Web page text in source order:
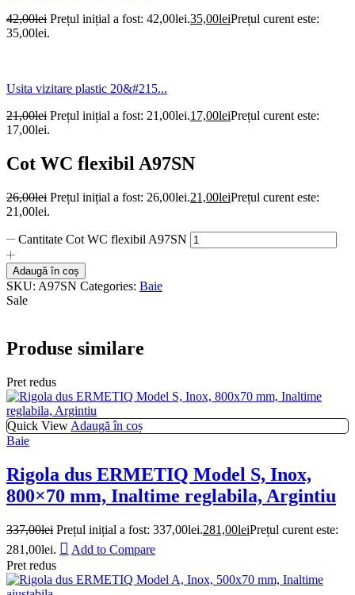
42,00lei Prețul inițial a fost: 42,00lei.35,00leiPrețul curent este:
35,00lei.
Usita vizitare plastic 20&#215...
21,00lei Prețul inițial a fost: 21,00lei.17,00leiPrețul curent este:
17,00lei.
Cot WC flexibil A97SN
26,00lei Prețul inițial a fost: 26,00lei.21,00leiPrețul curent este:
21,00lei.
Cantitate Cot WC flexibil A97SN
Adaugă în coș
SKU: A97SN Categories: Baie
Sale
Produse similare
Pret redus
Quick View Adaugă în coș
Baie
Rigola dus ERMETIQ Model S, Inox,
800×70 mm, Inaltime reglabila, Argintiu
337,00lei Prețul inițial a fost: 337,00lei.281,00leiPrețul curent este:
281,00lei.
Add to Compare
Pret redus